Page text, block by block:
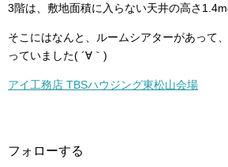
3階は、敷地面積に入らない天井の高さ1.4m
そこにはなんと、ルームシアターがあって
っていました( ´∀｀)
アイ工務店 TBSハウジング東松山会場
フォローする